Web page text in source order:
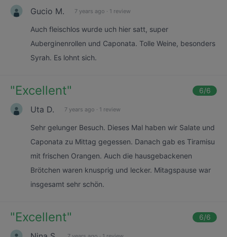
Gucio M. 7 years ago · 1 review
Auch fleischlos wurde uch hier satt, super
Auberginenrollen und Caponata. Tolle Weine, besonders
Syrah. Es lohnt sich.
"Excellent" 6/6
Uta D. 7 years ago · 1 review
Sehr gelunger Besuch. Dieses Mal haben wir Salate und
Caponata zu Mittag gegessen. Danach gab es Tiramisu
mit frischen Orangen. Auch die hausgebackenen
Brötchen waren knusprig und lecker. Mitagspause war
insgesamt sehr schön.
"Excellent" 6/6